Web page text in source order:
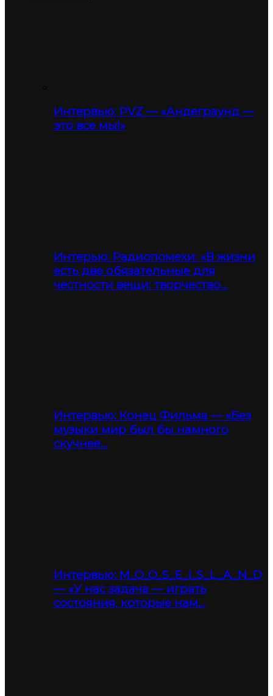
Интервью: PVZ — «Андеграунд —
это все мы!»
Интерью: Радиопомехи: «В жизни
есть две обязательные для
честности вещи: творчество…
Интервью: Конец Фильма — «Без
музыки мир был бы намного
скучнее…
Интервью: M_O_O_S_E_I_S_L_A_N_D
— «У нас задача — играть
состояния, которые нам…